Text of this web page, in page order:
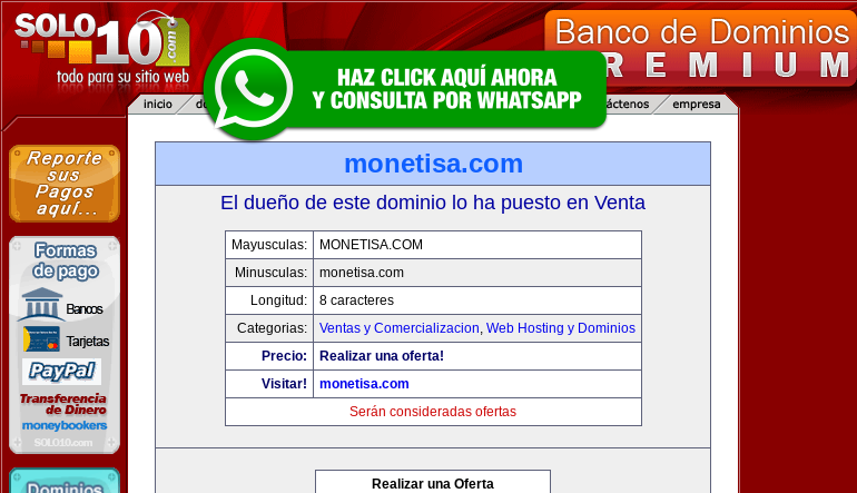
monetisa.com
El dueño de este dominio lo ha puesto en Venta
Mayusculas:
MONETISA.COM
Minusculas:
monetisa.com
Longitud:
8 caracteres
Categorias:
Ventas y Comercializacion, Web Hosting y Dominios
Precio:
Realizar una oferta!
Visitar!
monetisa.com
Serán consideradas ofertas
Realizar una Oferta